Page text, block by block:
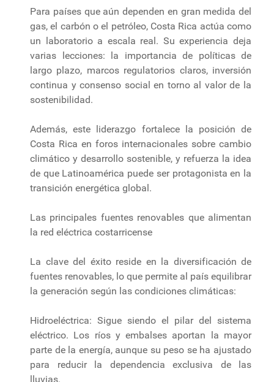
Para países que aún dependen en gran medida del
gas, el carbón o el petróleo, Costa Rica actúa como
un laboratorio a escala real. Su experiencia deja
varias lecciones: la importancia de políticas de
largo plazo, marcos regulatorios claros, inversión
continua y consenso social en torno al valor de la
sostenibilidad.
Además, este liderazgo fortalece la posición de
Costa Rica en foros internacionales sobre cambio
climático y desarrollo sostenible, y refuerza la idea
de que Latinoamérica puede ser protagonista en la
transición energética global.
Las principales fuentes renovables que alimentan
la red eléctrica costarricense
La clave del éxito reside en la diversificación de
fuentes renovables, lo que permite al país equilibrar
la generación según las condiciones climáticas:
Hidroeléctrica: Sigue siendo el pilar del sistema
eléctrico. Los ríos y embalses aportan la mayor
parte de la energía, aunque su peso se ha ajustado
para reducir la dependencia exclusiva de las
lluvias.